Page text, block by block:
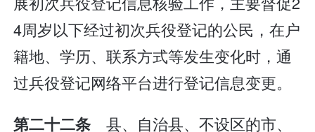
4周岁以下经过初次兵役登记的公民，在户
籍地、学历、联系方式等发生变化时，通
过兵役登记网络平台进行登记信息变更。
第二十二条 县、自治县、不设区的市、